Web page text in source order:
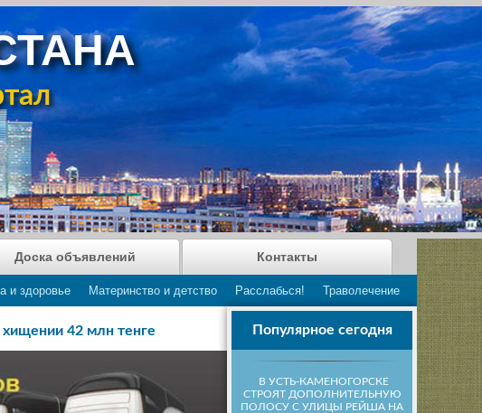
и здоровье Материнство и детство Расслабься! Траволечение
Доска объявлений Контакты
Популярное сегодня
В УСТЬ-КАМЕНОГОРСКЕ
СТРОЯТ ДОПОЛНИТЕЛЬНУЮ
ПОЛОСУ С УЛИЦЫ РЕЙША НА
42 млн тенге